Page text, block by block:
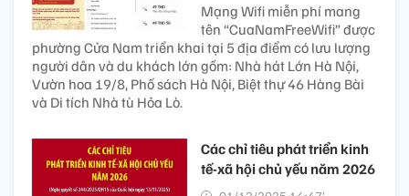
Mạng Wifi miễn phí mang
tên “CuaNamFreeWifi” được
phường Cửa Nam triển khai tại 5 địa điểm có lưu lượng
người dân và du khách lớn gồm: Nhà hát Lớn Hà Nội,
Vườn hoa 19/8, Phố sách Hà Nội, Biệt thự 46 Hàng Bài
và Di tích Nhà tù Hỏa Lò.
Các chỉ tiêu phát triển kinh
tế-xã hội chủ yếu năm 2026